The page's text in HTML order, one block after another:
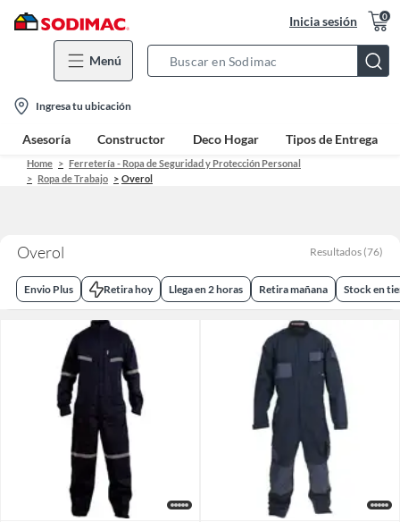
Inicia sesión 0
Menú
Bar
location-
icon
Ingresa tu ubicación
Asesoría Constructor Deco Hogar Tipos de Entrega
Home
Ferretería - Ropa de Seguridad y Protección Personal
Ropa de Trabajo
Overol
Overol Resultados (76)
Envio Plus Retira hoy Llega en 2 horas Retira mañana Stock en